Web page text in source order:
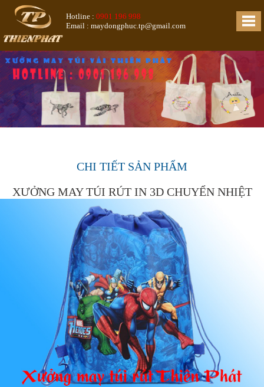
Hotline : 0901 196 998
Email : maydongphuc.tp@gmail.com
CHI TIẾT SẢN PHẨM
XƯỞNG MAY TÚI RÚT IN 3D CHUYỂN NHIỆT